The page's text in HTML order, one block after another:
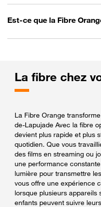
Est-ce que la Fibre
La fibre chez
La Fibre Orange
de-Lapujade Avec la fibre
devient plus rapide et plus
quotidien. Que vous
des films en streaming ou
une performance
lumière pour transmettre
vous offre une expérience
lorsque plusieurs appareils
enfants peuvent suivre